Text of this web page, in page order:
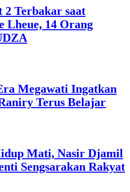
2 Terbakar saat
Lheue, 14 Orang
Megawati Ingatkan
Terus Belajar
Mati, Nasir Djamil
Sengsarakan Rakyat